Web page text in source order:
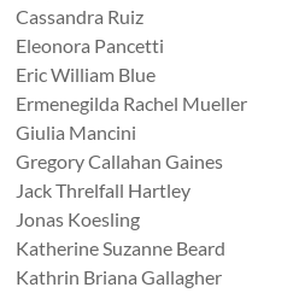
Cassandra Ruiz
Eleonora Pancetti
Eric William Blue
Ermenegilda Rachel Mueller
Giulia Mancini
Gregory Callahan Gaines
Jack Threlfall Hartley
Jonas Koesling
Katherine Suzanne Beard
Kathrin Briana Gallagher